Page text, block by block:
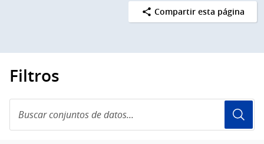
Compartir esta página
Filtros
conjuntos
de